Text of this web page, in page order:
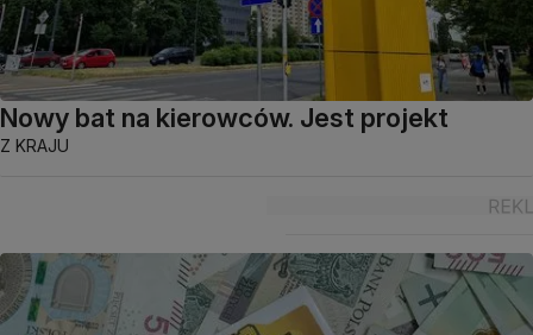
Nowy bat na kierowców. Jest projekt
Z KRAJU